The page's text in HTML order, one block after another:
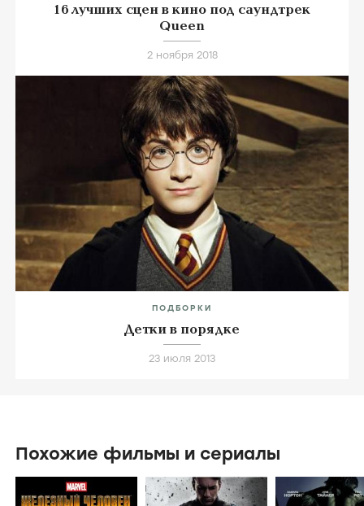
16 лучших сцен в кино под саундтрек
Queen
2 ноября 2018
ПОДБОРКИ
Детки в порядке
23 июля 2013
Похожие фильмы и сериалы